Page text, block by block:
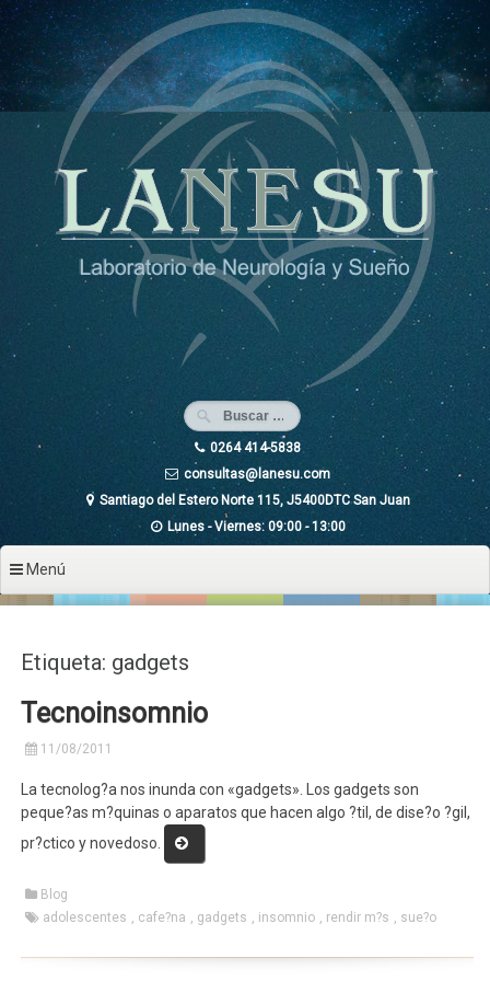
Ir
al
contenido
0264 414-5838
consultas@lanesu.com
Santiago del Estero Norte 115, J5400DTC San Juan
Lunes - Viernes: 09:00 - 13:00
Menú
Etiqueta: gadgets
Tecnoinsomnio
11/08/2011
La tecnolog?a nos inunda con «gadgets». Los gadgets son
peque?as m?quinas o aparatos que hacen algo ?til, de dise?o ?gil,
pr?ctico y novedoso.
«Tecnoinsomnio»
Blog
adolescentes , cafe?na , gadgets , insomnio , rendir m?s , sue?o